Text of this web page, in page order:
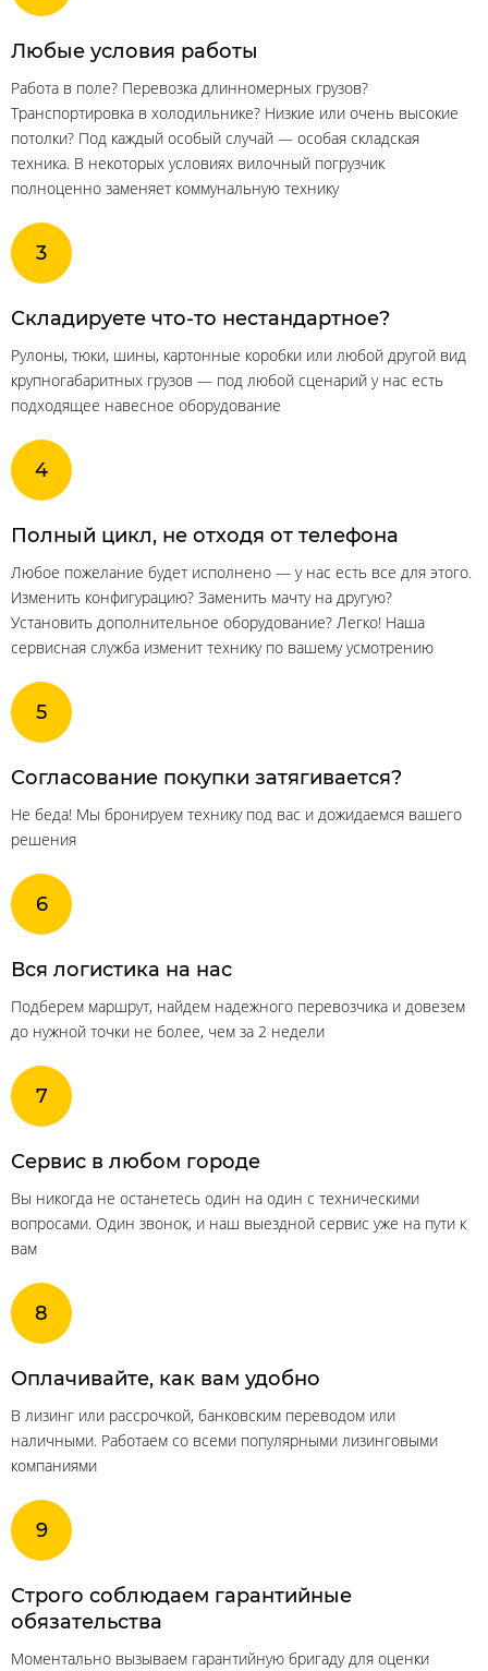
Любые условия работы
Работа в поле? Перевозка длинномерных грузов?
Транспортировка в холодильнике? Низкие или очень высокие
потолки? Под каждый особый случай — особая складская
техника. В некоторых условиях вилочный погрузчик
полноценно заменяет коммунальную технику
Складируете что-то нестандартное?
Рулоны, тюки, шины, картонные коробки или любой другой вид
крупногабаритных грузов — под любой сценарий у нас есть
подходящее навесное оборудование
Полный цикл, не отходя от телефона
Любое пожелание будет исполнено — у нас есть все для этого.
Изменить конфигурацию? Заменить мачту на другую?
Установить дополнительное оборудование? Легко! Наша
сервисная служба изменит технику по вашему усмотрению
Согласование покупки затягивается?
Не беда! Мы бронируем технику под вас и дожидаемся вашего
решения
Вся логистика на нас
Подберем маршрут, найдем надежного перевозчика и довезем
до нужной точки не более, чем за 2 недели
Сервис в любом городе
Вы никогда не останетесь один на один с техническими
вопросами. Один звонок, и наш выездной сервис уже на пути к
вам
Оплачивайте, как вам удобно
В лизинг или рассрочкой, банковским переводом или
наличными. Работаем со всеми популярными лизинговыми
компаниями
Строго соблюдаем гарантийные
обязательства
Моментально вызываем гарантийную бригаду для оценки